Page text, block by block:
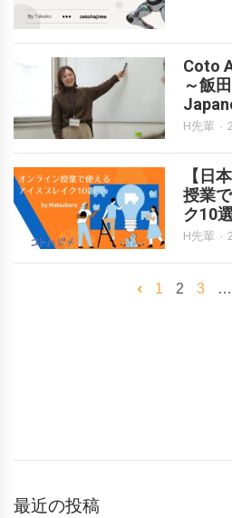
Coto
～飯
H先輩
【日
授業
ク10選
H先輩
1 2 3 …
最近の投稿